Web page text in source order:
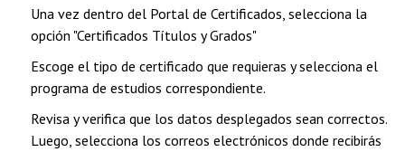
Una vez dentro del Portal de Certificados, selecciona la
opción "Certificados Títulos y Grados"
Escoge el tipo de certificado que requieras y selecciona el
programa de estudios correspondiente.
Revisa y verifica que los datos desplegados sean correctos.
Luego, selecciona los correos electrónicos donde recibirás